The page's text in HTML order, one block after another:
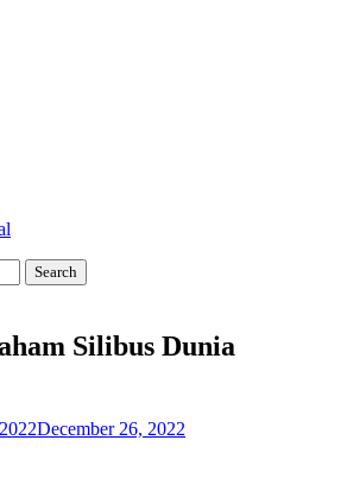
Silibus Dunia
December 26, 2022